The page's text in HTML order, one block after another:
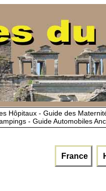
Hôpitaux - Guide des
- Guide Automobiles
France